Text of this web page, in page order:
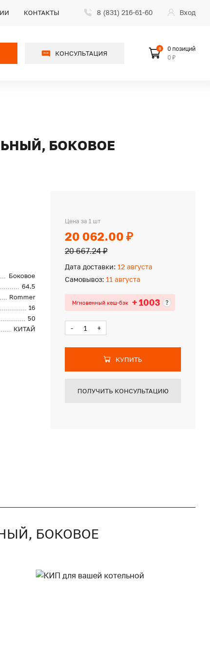
КОНТАКТЫ 8 (831) 216-61-60 Вход
КОНСУЛЬТАЦИЯ
0
0 позиций
0 ₽
БОКОВОЕ
Боковое
64.5
Rommer
16
50
КИТАЙ
Цена за 1 шт
20 062.00 ₽
20 667.24 ₽
Дата доставки: 12 августа
Самовывоз: 11 августа
Мгновенный кеш-бэк + 1003 ?
- +
КУПИТЬ
ПОЛУЧИТЬ КОНСУЛЬТАЦИЮ
БОКОВОЕ